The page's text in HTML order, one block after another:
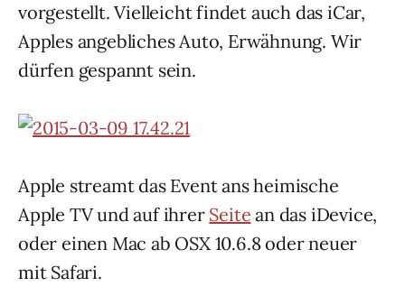
vorgestellt. Vielleicht findet auch das iCar,
Apples angebliches Auto, Erwähnung. Wir
dürfen gespannt sein.
Apple streamt das Event ans heimische
Apple TV und auf ihrer Seite an das iDevice,
oder einen Mac ab OSX 10.6.8 oder neuer
mit Safari.